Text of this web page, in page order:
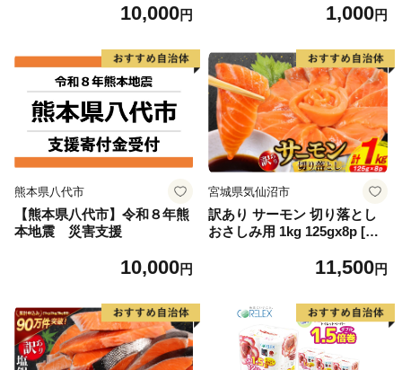
10,000円 1,000円
熊本県八代市
【熊本県八代市】令和８年熊
本地震 災害支援
10,000円
宮城県気仙沼市
訳あり サーモン 切り落とし
おさしみ用 1kg 125gx8p [足
4313] 魚 魚介類 鮭 お刺し身
11,500円